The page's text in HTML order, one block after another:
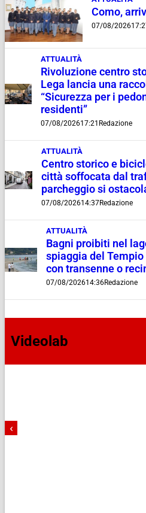
Como,
07/08/2026
ATTUALITÀ
Rivoluzione centro
Lega lancia una
“Sicurezza per i
residenti”
07/08/202617:21 Redazione
ATTUALITÀ
Centro storico e
città soffocata dal
parcheggio si
07/08/202614:37Redazione
ATTUALITÀ
Bagni proibiti nel
spiaggia del
con transenne o
07/08/202614:36Redazione
Videolab
‹